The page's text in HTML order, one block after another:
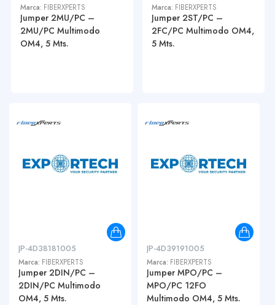
Marca: FIBERXPERTS
Jumper 2MU/PC –
2MU/PC Multimodo
OM4, 5 Mts.
Marca: FIBERXPERTS
Jumper 2ST/PC –
2FC/PC Multimodo OM4,
5 Mts.
JP-4D38181005
Marca: FIBERXPERTS
Jumper 2DIN/PC –
2DIN/PC Multimodo
OM4, 5 Mts.
JP-4D39191005
Marca: FIBERXPERTS
Jumper MPO/PC –
MPO/PC 12FO
Multimodo OM4, 5 Mts.